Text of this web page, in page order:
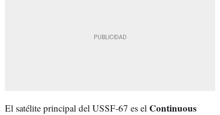
El satélite principal del USSF-67 es el Continuous